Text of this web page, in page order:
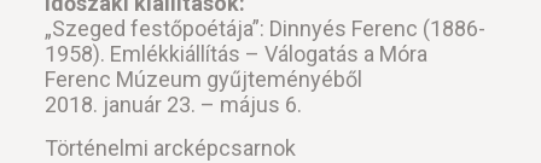
„Szeged festőpoétája”: Dinnyés Ferenc (1886-
1958). Emlékkiállítás – Válogatás a Móra
Ferenc Múzeum gyűjteményéből
2018. január 23. – május 6.
Történelmi arcképcsarnok